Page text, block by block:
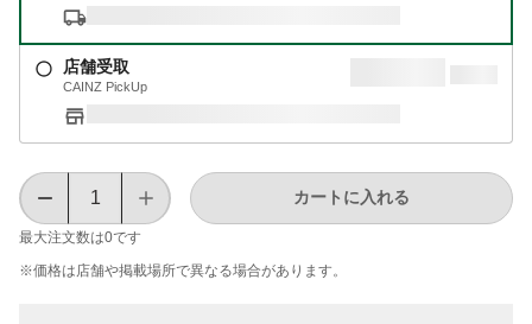
店舗受取
CAINZ PickUp
最大注文数は0です
カートに入れる
※価格は​店舗や​掲載場所で​異なる​場合が​あります。